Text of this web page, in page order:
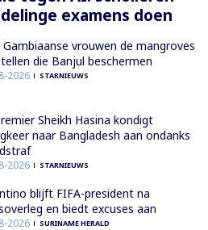
examens doen
Gambiaanse vrouwen de mangroves
die Banjul beschermen
2026 STARNIEUWS
Sheikh Hasina kondigt
naar Bangladesh aan ondanks
2026 STARNIEUWS
blijft FIFA-president na
en biedt excuses aan
2026 SURINAME HERALD